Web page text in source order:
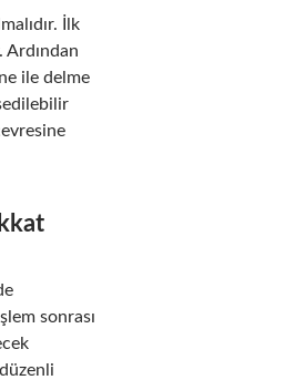
İlk
ile delme
sonrası